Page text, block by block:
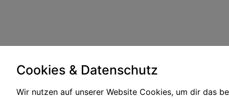
Cookies & Datenschutz
Wir nutzen auf unserer Website Cookies, um dir das